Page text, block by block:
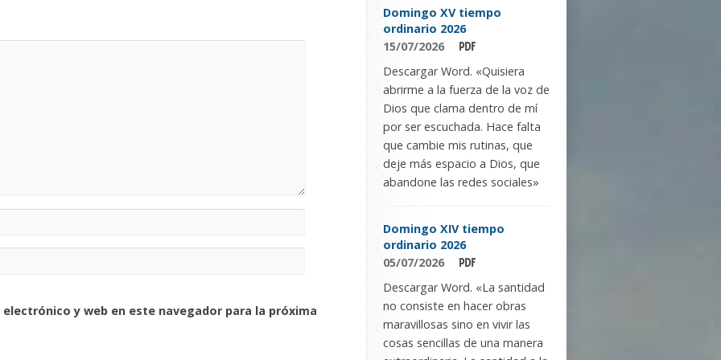
y web en este navegador para la próxima
Domingo XV tiempo
ordinario 2026
15/07/2026
Descargar Word. «Quisiera
abrirme a la fuerza de la voz de
Dios que clama dentro de mí
por ser escuchada. Hace falta
que cambie mis rutinas, que
deje más espacio a Dios, que
abandone las redes sociales»
Domingo XIV tiempo
ordinario 2026
05/07/2026
Descargar Word. «La santidad
no consiste en hacer obras
maravillosas sino en vivir las
cosas sencillas de una manera